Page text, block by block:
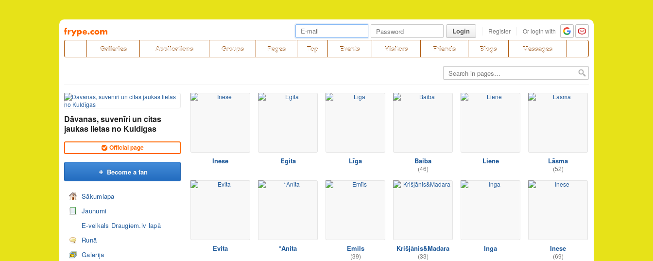
Pāriet
uz
saturu
Login Register Or login with
Galleries Applications Groups Pages Top Events Visitors Friends Blogs Messages
Dāvanas, suvenīri un citas
jaukas lietas no Kuldīgas
Official page
Become a fan
Sākumlapa
Jaunumi
E-veikals Draugiem.lv lapā
Runā
Galerija
Inese Egita Līga Baiba
(46)
Liene Lāsma
(52)
Evita *Anita Emīls
(39)
Krišjānis&Madara
(33)
Inga Inese
(69)